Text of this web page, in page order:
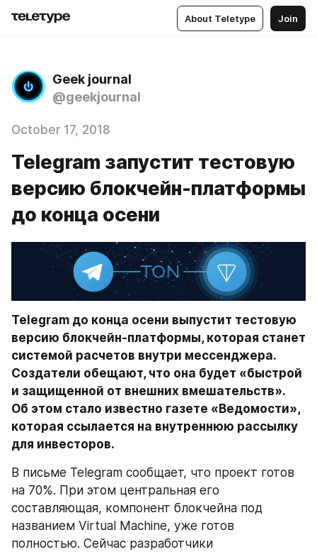
About Teletype Join
Geek journal
@geekjournal
October 17, 2018
Telegram запустит тестовую
версию блокчейн-платформы
до конца осени
Telegram до конца осени выпустит тестовую
версию блокчейн-платформы, которая станет
системой расчетов внутри мессенджера.
Создатели обещают, что она будет «быстрой
и защищенной от внешних вмешательств».
Об этом стало известно газете «Ведомости»,
которая ссылается на внутреннюю рассылку
для инвесторов.
В письме Telegram сообщает, что проект готов
на 70%. При этом центральная его
составляющая, компонент блокчейна под
названием Virtual Machine, уже готов
полностью. Сейчас разработчики